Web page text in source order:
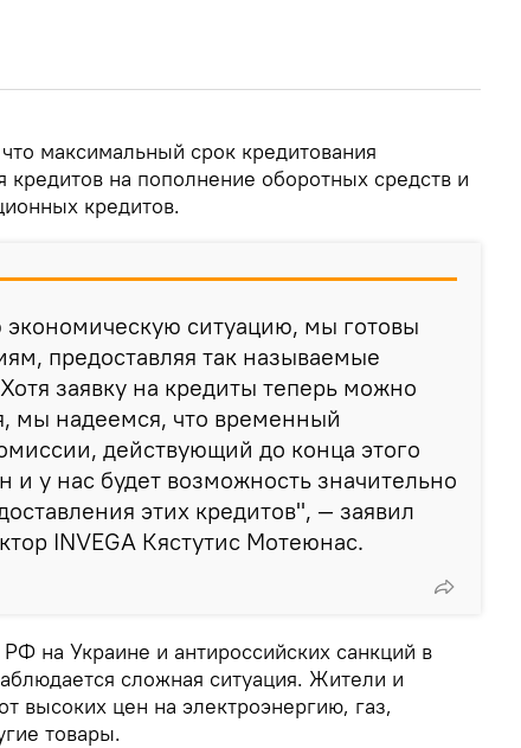
максимальный срок кредитования
кредитов на пополнение оборотных средств и
кредитов.
ситуацию, мы готовы
предоставляя так называемые
заявку на кредиты теперь можно
мы надеемся, что временный
действующий до конца этого
и у нас будет возможность значительно
этих кредитов", — заявил
INVEGA Кястутис Мотеюнас.
на Украине и антироссийских санкций в
сложная ситуация. Жители и
высоких цен на электроэнергию, газ,
товары.